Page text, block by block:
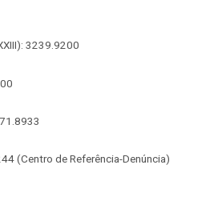
3239.9200
(Centro de Referência-Denúncia)